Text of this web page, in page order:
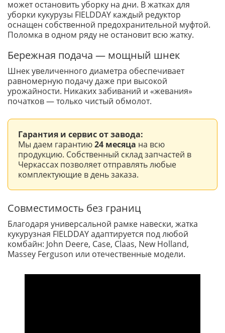
может остановить уборку на дни. В жатках для
уборки кукурузы FIELDDAY каждый редуктор
оснащен собственной предохранительной муфтой.
Поломка в одном ряду не остановит всю жатку.
Бережная подача — мощный шнек
Шнек увеличенного диаметра обеспечивает
равномерную подачу даже при высокой
урожайности. Никаких забиваний и «жевания»
початков — только чистый обмолот.
Гарантия и сервис от завода:
Мы даем гарантию24 месяца на всю
продукцию. Собственный склад запчастей в
Черкассах позволяет отправлять любые
комплектующие в день заказа.
Совместимость без границ
Благодаря универсальной рамке навески, жатка
кукурузная FIELDDAY адаптируется под любой
комбайн: John Deere, Case, Claas, New Holland,
Massey Ferguson или отечественные модели.